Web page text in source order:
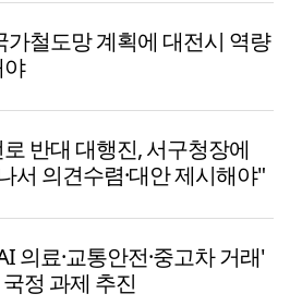
가철도망 계획에 대전시 역량
반대 대행진, 서구청장에
서 의견수렴·대안 제시해야"
의료·교통안전·중고차 거래'
정 과제 추진